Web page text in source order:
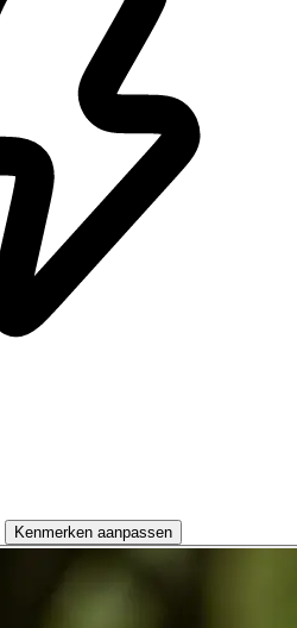
Kenmerken aanpassen